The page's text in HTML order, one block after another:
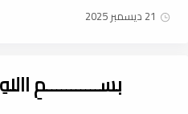
21 ديسمبر 2025
بســـــــــــمِ